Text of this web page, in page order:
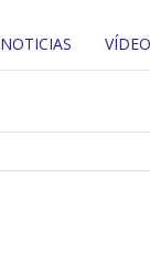
NOTICIAS